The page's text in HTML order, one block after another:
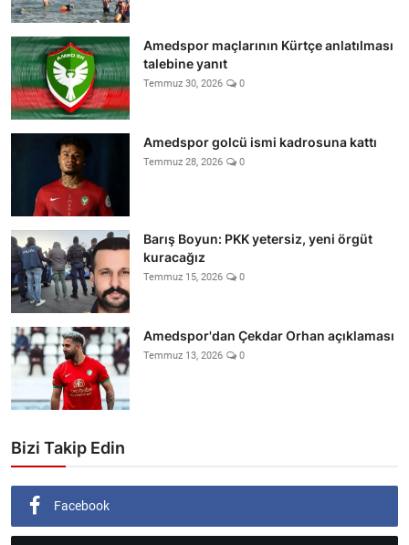
Amedspor maçlarının Kürtçe anlatılması
talebine yanıt
Temmuz 30, 2026 0
Amedspor golcü ismi kadrosuna kattı
Temmuz 28, 2026 0
Barış Boyun: PKK yetersiz, yeni örgüt
kuracağız
Temmuz 15, 2026 0
Amedspor'dan Çekdar Orhan açıklaması
Temmuz 13, 2026 0
Bizi Takip Edin
Facebook